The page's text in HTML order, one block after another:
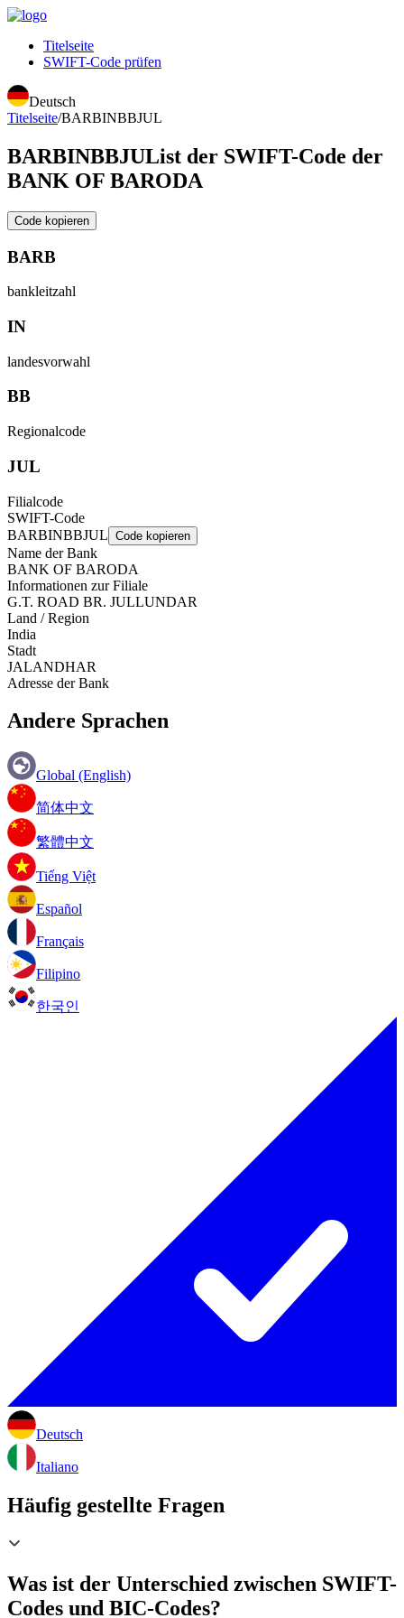
Titelseite
SWIFT-Code prüfen
Deutsch
Titelseite/BARBINBBJUL
BARBINBBJUList der SWIFT-Code der
BANK OF BARODA
Code kopieren
BARB
bankleitzahl
IN
landesvorwahl
BB
Regionalcode
JUL
Filialcode
SWIFT-Code
BARBINBBJUL Code kopieren
Name der Bank
BANK OF BARODA
Informationen zur Filiale
G.T. ROAD BR. JULLUNDAR
Land / Region
India
Stadt
JALANDHAR
Adresse der Bank
Andere Sprachen
Global (English)
简体中文
繁體中文
Tiếng Việt
Español
Français
Filipino
한국인
Deutsch
Italiano
Häufig gestellte Fragen
Was ist der Unterschied zwischen SWIFT-
Codes und BIC-Codes?